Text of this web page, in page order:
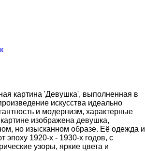
картина 'Девушка', выполненная в
искусства идеально
и модернизм, характерные
изображена девушка,
но изысканном образе. Её одежда и
эпоху 1920-х - 1930-х годов, с
узоры, яркие цвета и